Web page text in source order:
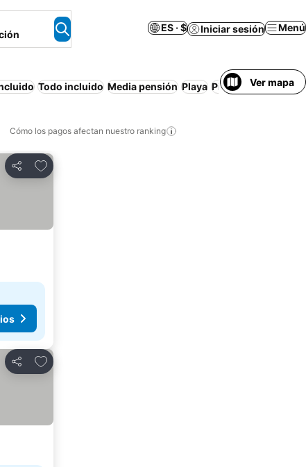
ES · $ Iniciar sesión Menú
Todo incluido Media pensión Playa Piscina Resort
Ver mapa
Cómo los pagos afectan nuestro ranking
Compartir
Agregar a favoritos
Compartir
Agregar a favoritos